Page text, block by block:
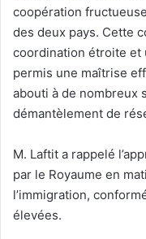
coopération
des deux pays. Cette
coordination étroite et
permis une maîtrise
abouti à de nombreux
démantèlement de
M. Laftit a rappelé
par le Royaume en
l’immigration,
élevées.